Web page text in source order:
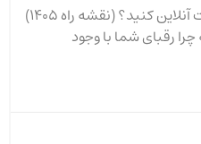
چگونه کسب و کار خود را با پلکارت آنلاین کنید؟ (نقشه راه ۱۴۰۵)
چرا رقبای شما با وجود